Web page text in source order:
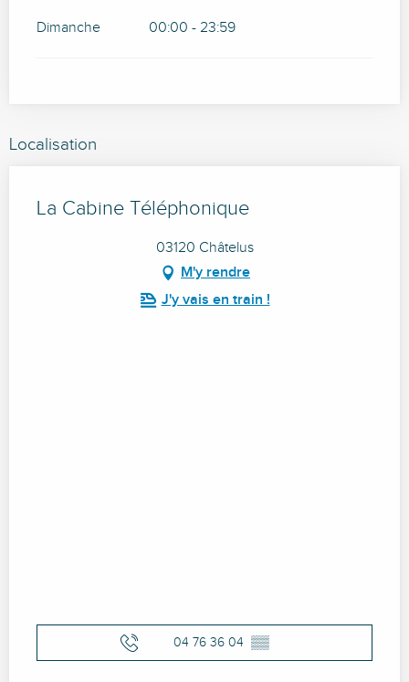
Dimanche 00:00 - 23:59
Localisation
La Cabine Téléphonique
03120 Châtelus
M'y rendre
J'y vais en train !
04 76 36 04 ▒▒